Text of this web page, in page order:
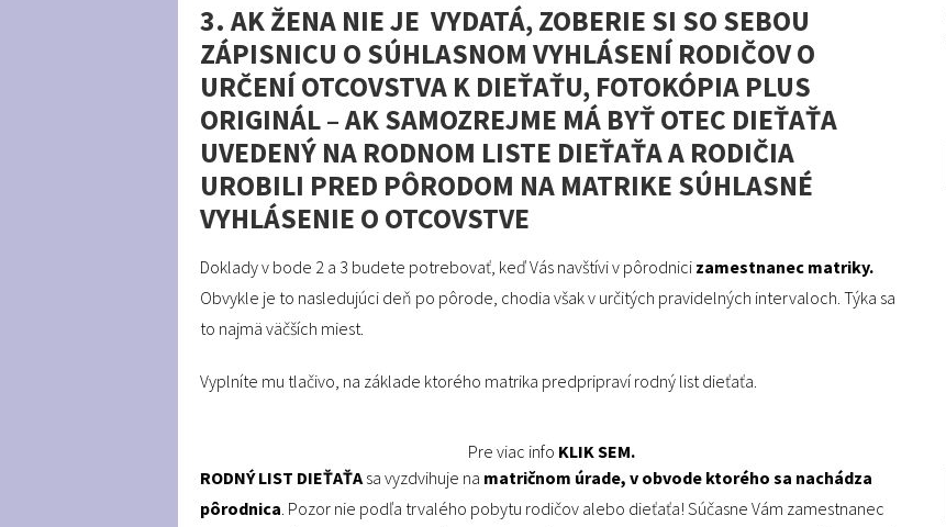
3. AK ŽENA NIE JE VYDATÁ, ZOBERIE SI SO SEBOU
ZÁPISNICU O SÚHLASNOM VYHLÁSENÍ RODIČOV O
URČENÍ OTCOVSTVA K DIEŤAŤU, FOTOKÓPIA PLUS
ORIGINÁL – AK SAMOZREJME MÁ BYŤ OTEC DIEŤAŤA
UVEDENÝ NA RODNOM LISTE DIEŤAŤA A RODIČIA
UROBILI PRED PÔRODOM NA MATRIKE SÚHLASNÉ
VYHLÁSENIE O OTCOVSTVE
Doklady v bode 2 a 3 budete potrebovať, keď Vás navštívi v pôrodnici zamestnanec matriky.
Obvykle je to nasledujúci deň po pôrode, chodia však v určitých pravidelných intervaloch. Týka sa
to najmä väčších miest.
Vyplníte mu tlačivo, na základe ktorého matrika predpripraví rodný list dieťaťa.
Pre viac info KLIK SEM.
RODNÝ LIST DIEŤAŤAsa vyzdvihuje na matričnom úrade, v obvode ktorého sa nachádza
pôrodnica. Pozor nie podľa trvalého pobytu rodičov alebo dieťaťa! Súčasne Vám zamestnanec